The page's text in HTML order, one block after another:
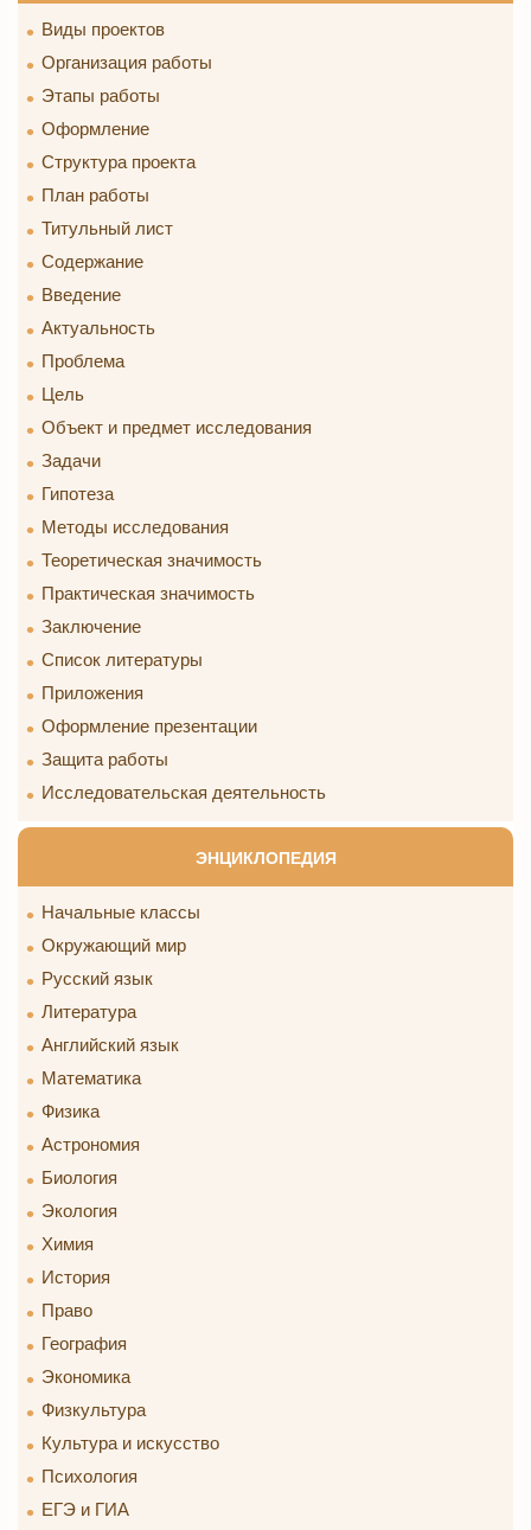
Виды проектов
Организация работы
Этапы работы
Оформление
Структура проекта
План работы
Титульный лист
Содержание
Введение
Актуальность
Проблема
Цель
Объект и предмет исследования
Задачи
Гипотеза
Методы исследования
Теоретическая значимость
Практическая значимость
Заключение
Список литературы
Приложения
Оформление презентации
Защита работы
Исследовательская деятельность
ЭНЦИКЛОПЕДИЯ
Начальные классы
Окружающий мир
Русский язык
Литература
Английский язык
Математика
Физика
Астрономия
Биология
Экология
Химия
История
Право
География
Экономика
Физкультура
Культура и искусство
Психология
ЕГЭ и ГИА